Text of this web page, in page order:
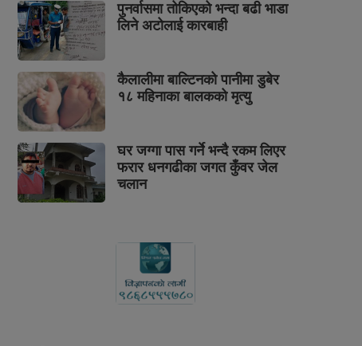
पुनर्वासमा तोकिएको भन्दा बढी भाडा
लिने अटोलाई कारबाही
कैलालीमा बाल्टिनको पानीमा डुबेर
१८ महिनाका बालकको मृत्यु
घर जग्गा पास गर्ने भन्दै रकम लिएर
फरार धनगढीका जगत कुँवर जेल
चलान